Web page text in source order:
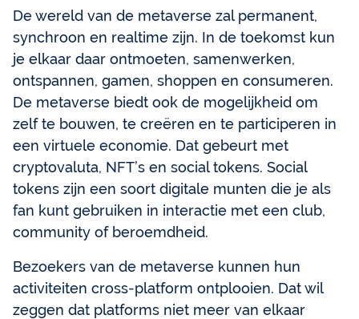
De wereld van de metaverse zal permanent,
synchroon en realtime zijn. In de toekomst kun
je elkaar daar ontmoeten, samenwerken,
ontspannen, gamen, shoppen en consumeren.
De metaverse biedt ook de mogelijkheid om
zelf te bouwen, te creëren en te participeren in
een virtuele economie. Dat gebeurt met
cryptovaluta, NFT’s en social tokens. Social
tokens zijn een soort digitale munten die je als
fan kunt gebruiken in interactie met een club,
community of beroemdheid.
Bezoekers van de metaverse kunnen hun
activiteiten cross-platform ontplooien. Dat wil
zeggen dat platforms niet meer van elkaar